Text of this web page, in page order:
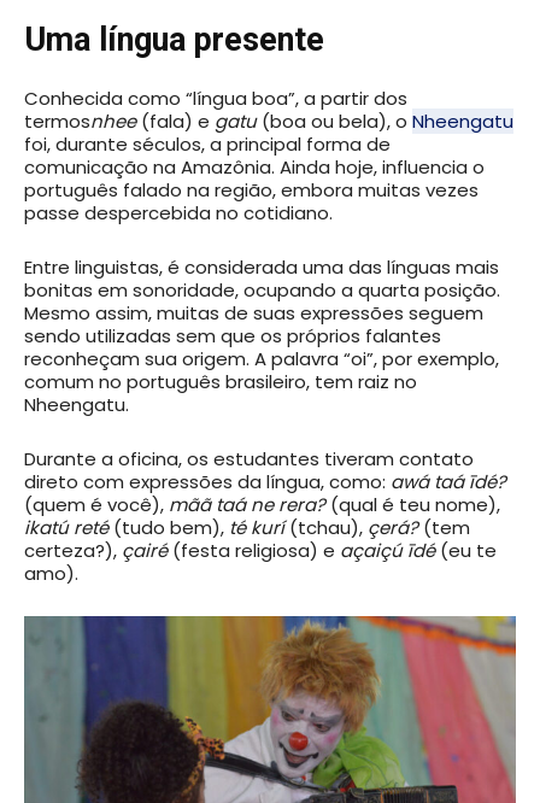
Uma língua presente
Conhecida como “língua boa”, a partir dos
termosnhee(fala) e gatu(boa ou bela), o Nheengatu
foi, durante séculos, a principal forma de
comunicação na Amazônia. Ainda hoje, influencia o
português falado na região, embora muitas vezes
passe despercebida no cotidiano.
Entre linguistas, é considerada uma das línguas mais
bonitas em sonoridade, ocupando a quarta posição.
Mesmo assim, muitas de suas expressões seguem
sendo utilizadas sem que os próprios falantes
reconheçam sua origem. A palavra “oi”, por exemplo,
comum no português brasileiro, tem raiz no
Nheengatu.
Durante a oficina, os estudantes tiveram contato
direto com expressões da língua, como: awá taá īdé?
(quem é você), mãã taá ne rera?(qual é teu nome),
ikatú reté(tudo bem), té kurí(tchau), çerá?(tem
certeza?), çairé(festa religiosa) e açaiçú īdé(eu te
amo).